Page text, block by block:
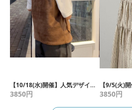
【10/18(水)開催】人気デザイナーRyoが伝える！ファーベストの作り方
3850円 3850円